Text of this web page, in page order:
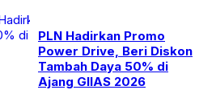
PLN Hadirkan Promo
Power Drive, Beri Diskon
Tambah Daya 50% di
Ajang GIIAS 2026